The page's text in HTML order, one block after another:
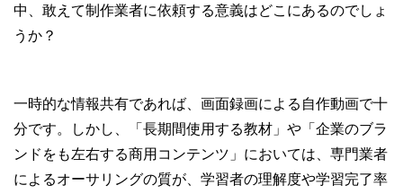
中、敢えて制作業者に依頼する意義はどこにあるのでしょ
うか？
一時的な情報共有であれば、画面録画による自作動画で十
分です。しかし、「長期間使用する教材」や「企業のブラ
ンドをも左右する商用コンテンツ」においては、専門業者
によるオーサリングの質が、学習者の理解度や学習完了率